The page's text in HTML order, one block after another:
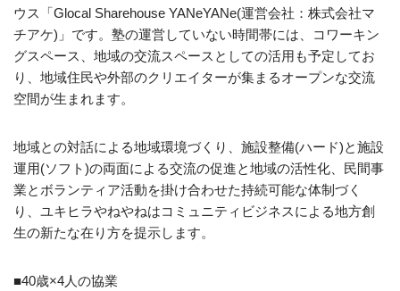
ウス「Glocal Sharehouse YANeYANe(運営会社：株式会社マ
チアケ)」です。塾の運営していない時間帯には、コワーキン
グスペース、地域の交流スペースとしての活用も予定してお
り、地域住民や外部のクリエイターが集まるオープンな交流
空間が生まれます。
地域との対話による地域環境づくり、施設整備(ハード)と施設
運用(ソフト)の両面による交流の促進と地域の活性化、民間事
業とボランティア活動を掛け合わせた持続可能な体制づく
り、ユキヒラやねやねはコミュニティビジネスによる地方創
生の新たな在り方を提示します。
■40歳×4人の協業